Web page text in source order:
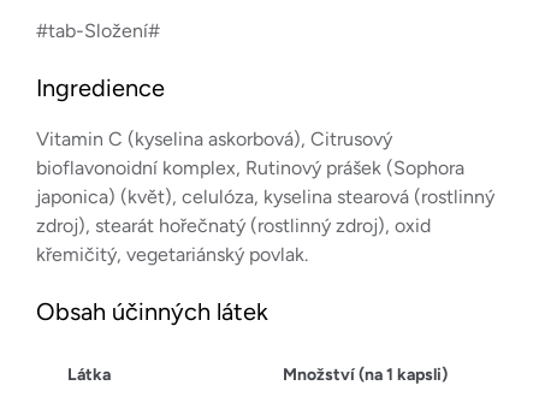
#tab-Složení#
Ingredience
Vitamin C (kyselina askorbová), Citrusový
bioflavonoidní komplex, Rutinový prášek (Sophora
japonica) (květ), celulóza, kyselina stearová (rostlinný
zdroj), stearát hořečnatý (rostlinný zdroj), oxid
křemičitý, vegetariánský povlak.
Obsah účinných látek
Látka Množství (na 1 kapsli)